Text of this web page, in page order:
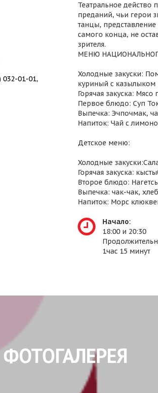
032-01-01,
Театральное действо
преданий, чьи герои
танцы,
самого конца, не
зрителя.
МЕНЮ
Холодные закуски:
куриный с казылыком
Горячая закуска:
Первое блюдо: Суп
Выпечка: Эчпочмак,
Напиток: Чай с
Детское меню:
Холодные
Горячая закуска:
Второе блюдо:
Выпечка: чак-чак,
Напиток: Морс
Начало:
18:00 и 20:30
1час 15 минут
ФОТОГАЛЕРЕЯ